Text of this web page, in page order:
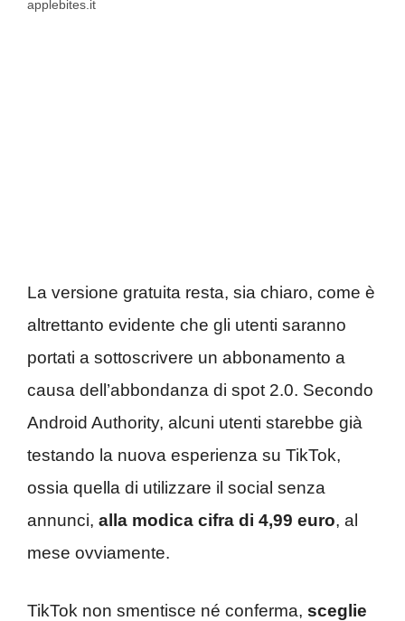
applebites.it
La versione gratuita resta, sia chiaro, come è
altrettanto evidente che gli utenti saranno
portati a sottoscrivere un abbonamento a
causa dell’abbondanza di spot 2.0. Secondo
Android Authority, alcuni utenti starebbe già
testando la nuova esperienza su TikTok,
ossia quella di utilizzare il social senza
annunci, alla modica cifra di 4,99 euro, al
mese ovviamente.
TikTok non smentisce né conferma, sceglie